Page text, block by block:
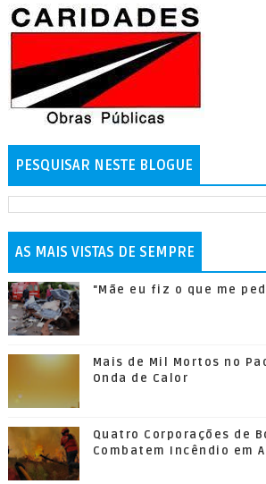
PESQUISAR NESTE BLOGUE
AS MAIS VISTAS DE SEMPRE
"Mãe eu fiz o que me
Mais de Mil Mortos no
Onda de Calor
Quatro Corporações de
Combatem Incêndio em